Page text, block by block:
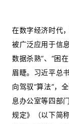
在数字经济时代
被广泛应用于信
数据杀熟”、“困
眉睫。习近平总
向驾驭“算法”，
息办公室等四部
规定》（以下简